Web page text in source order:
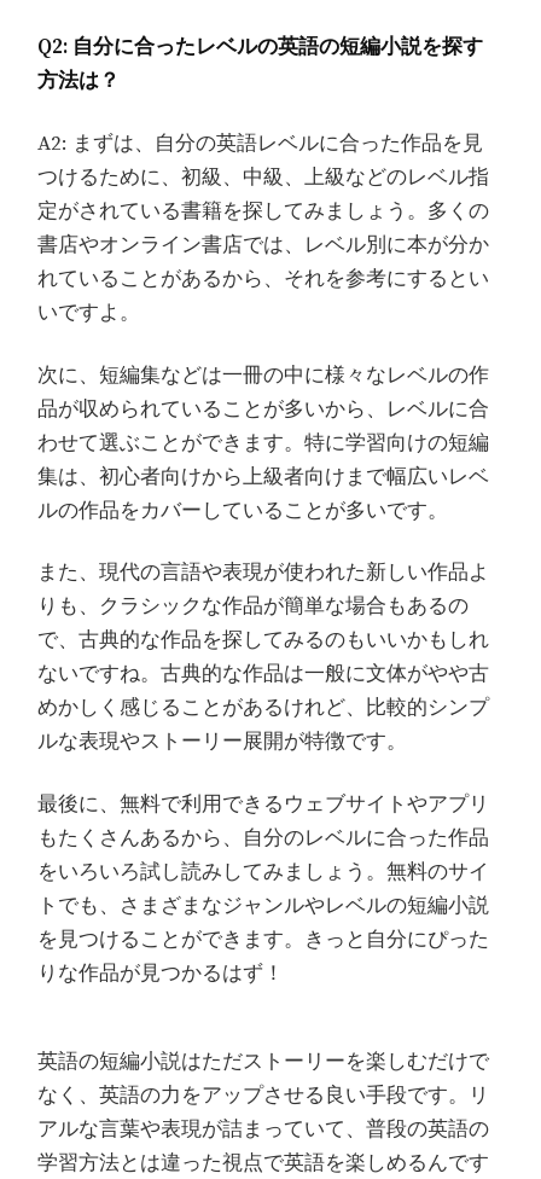
Q2: 自分に合ったレベルの英語の短編小説を探す
方法は？
A2: まずは、自分の英語レベルに合った作品を見
つけるために、初級、中級、上級などのレベル指
定がされている書籍を探してみましょう。多くの
書店やオンライン書店では、レベル別に本が分か
れていることがあるから、それを参考にするとい
いですよ。
次に、短編集などは一冊の中に様々なレベルの作
品が収められていることが多いから、レベルに合
わせて選ぶことができます。特に学習向けの短編
集は、初心者向けから上級者向けまで幅広いレベ
ルの作品をカバーしていることが多いです。
また、現代の言語や表現が使われた新しい作品よ
りも、クラシックな作品が簡単な場合もあるの
で、古典的な作品を探してみるのもいいかもしれ
ないですね。古典的な作品は一般に文体がやや古
めかしく感じることがあるけれど、比較的シンプ
ルな表現やストーリー展開が特徴です。
最後に、無料で利用できるウェブサイトやアプリ
もたくさんあるから、自分のレベルに合った作品
をいろいろ試し読みしてみましょう。無料のサイ
トでも、さまざまなジャンルやレベルの短編小説
を見つけることができます。きっと自分にぴった
りな作品が見つかるはず！
英語の短編小説はただストーリーを楽しむだけで
なく、英語の力をアップさせる良い手段です。リ
アルな言葉や表現が詰まっていて、普段の英語の
学習方法とは違った視点で英語を楽しめるんです